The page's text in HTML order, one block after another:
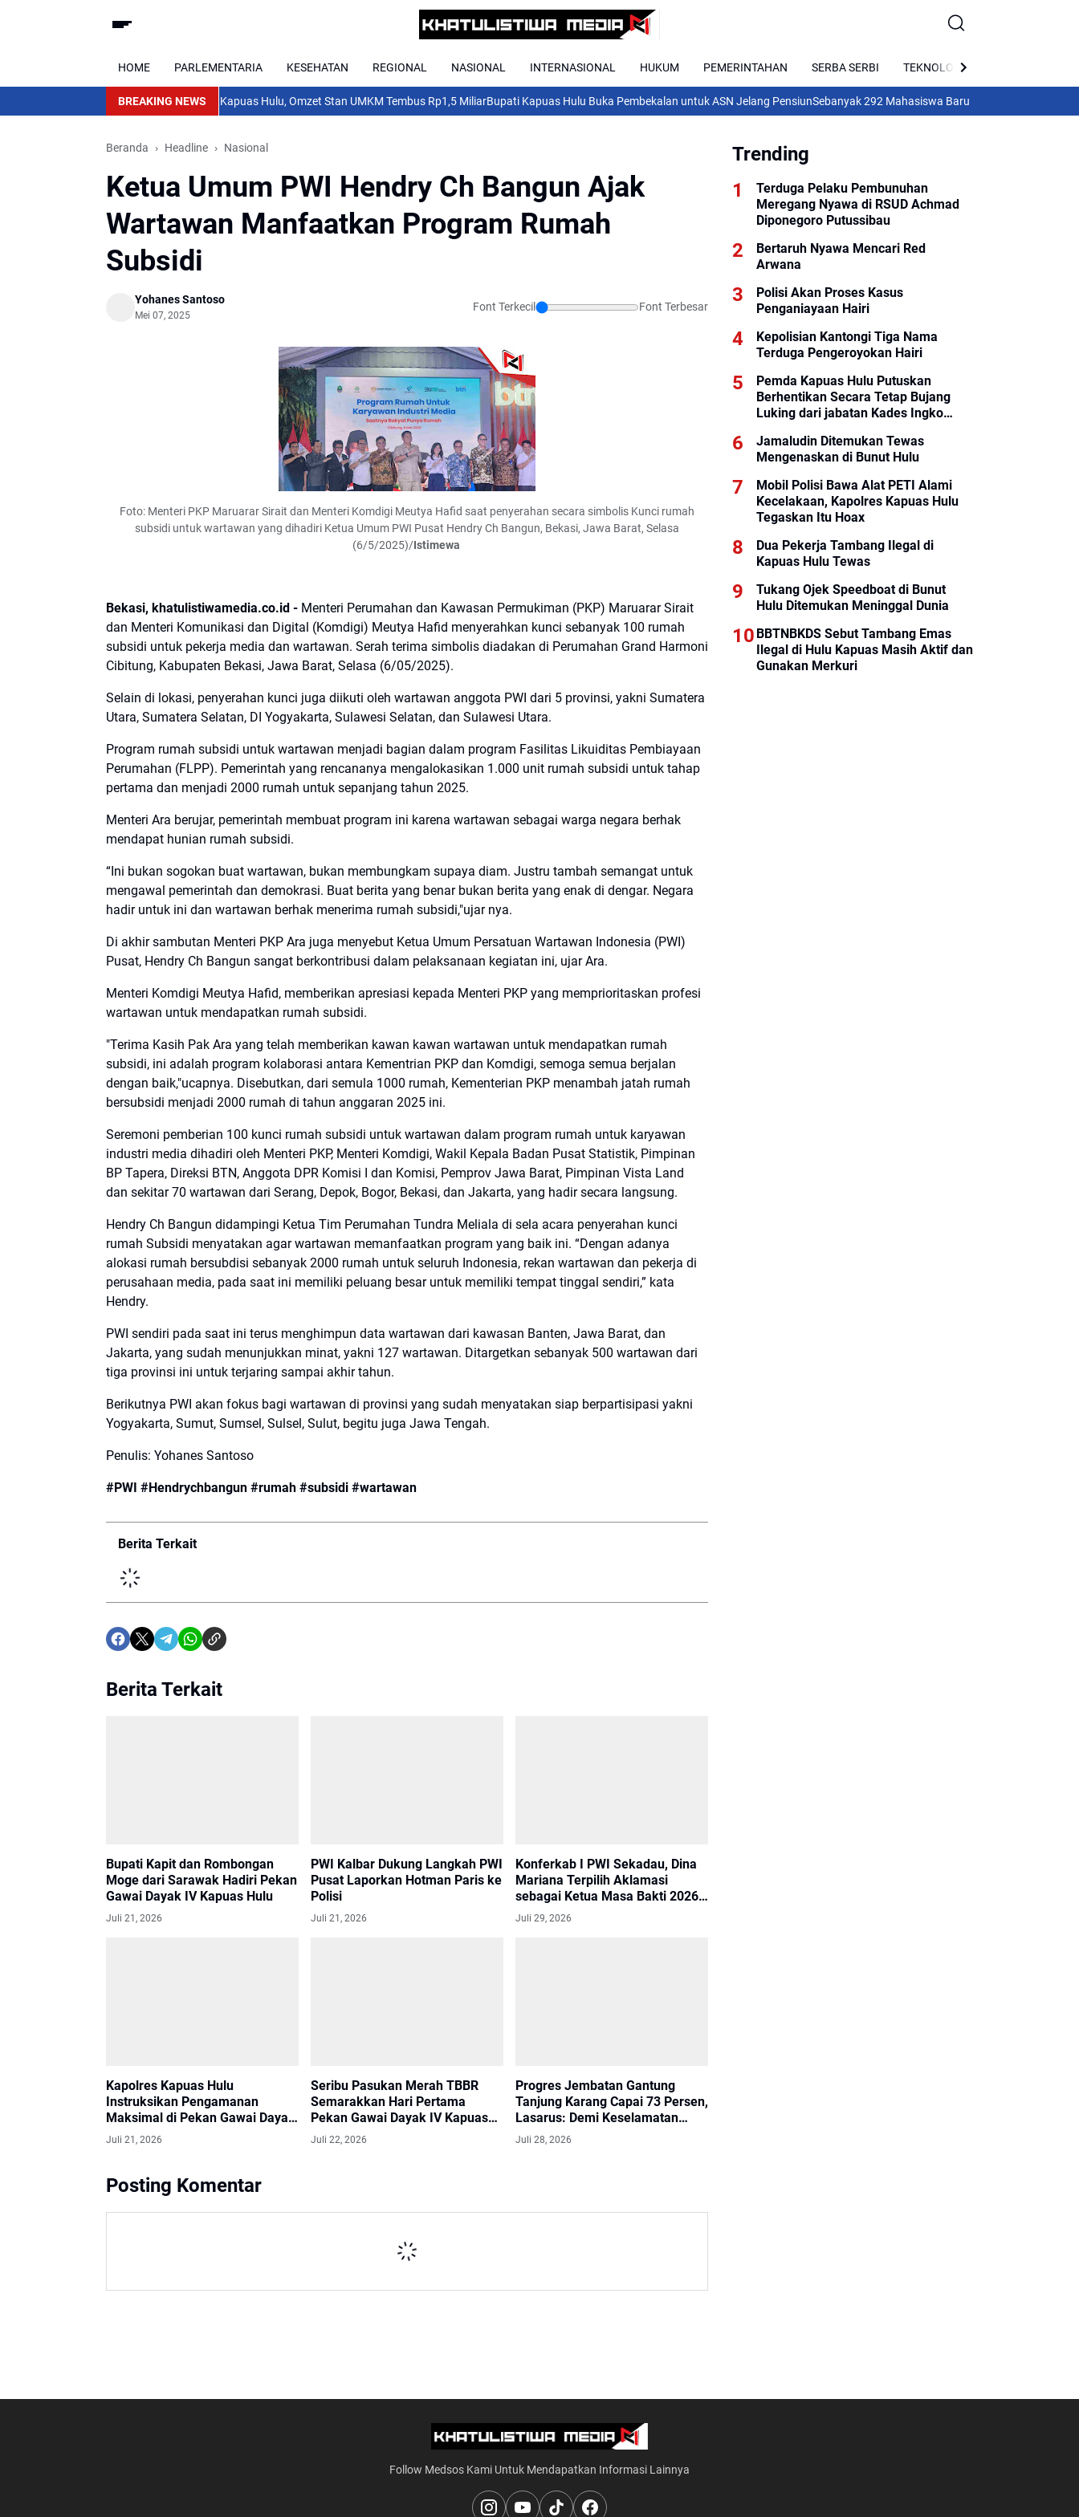
HOME PARLEMENTARIA KESEHATAN REGIONAL NASIONAL INTERNASIONAL HUKUM PEMERINTAHAN SERBA SERBI TEKNOLOGI
BREAKING NEWS
Penutupan PGD IV Kapuas Hulu, Omzet Stan UMKM Tembus Rp1,5 MiliarBupati Kapuas Hulu Buka Pembekalan untuk ASN Jelang PensiunSebanyak 292 Mahasiswa Baru Ikuti OSMB Universitas
Beranda Headline Nasional
Ketua Umum PWI Hendry Ch Bangun Ajak
Wartawan Manfaatkan Program Rumah
Subsidi
Yohanes Santoso
Mei 07, 2025
Font Terkecil Font Terbesar
Foto: Menteri PKP Maruarar Sirait dan Menteri Komdigi Meutya Hafid saat penyerahan secara simbolis Kunci rumah
subsidi untuk wartawan yang dihadiri Ketua Umum PWI Pusat Hendry Ch Bangun, Bekasi, Jawa Barat, Selasa
(6/5/2025)/Istimewa
Bekasi, khatulistiwamedia.co.id - Menteri Perumahan dan Kawasan Permukiman (PKP) Maruarar Sirait
dan Menteri Komunikasi dan Digital (Komdigi) Meutya Hafid menyerahkan kunci sebanyak 100 rumah
subsidi untuk pekerja media dan wartawan. Serah terima simbolis diadakan di Perumahan Grand Harmoni
Cibitung, Kabupaten Bekasi, Jawa Barat, Selasa (6/05/2025).
Selain di lokasi, penyerahan kunci juga diikuti oleh wartawan anggota PWI dari 5 provinsi, yakni Sumatera
Utara, Sumatera Selatan, DI Yogyakarta, Sulawesi Selatan, dan Sulawesi Utara.
Program rumah subsidi untuk wartawan menjadi bagian dalam program Fasilitas Likuiditas Pembiayaan
Perumahan (FLPP). Pemerintah yang rencananya mengalokasikan 1.000 unit rumah subsidi untuk tahap
pertama dan menjadi 2000 rumah untuk sepanjang tahun 2025.
Menteri Ara berujar, pemerintah membuat program ini karena wartawan sebagai warga negara berhak
mendapat hunian rumah subsidi.
“Ini bukan sogokan buat wartawan, bukan membungkam supaya diam. Justru tambah semangat untuk
mengawal pemerintah dan demokrasi. Buat berita yang benar bukan berita yang enak di dengar. Negara
hadir untuk ini dan wartawan berhak menerima rumah subsidi,"ujar nya.
Di akhir sambutan Menteri PKP Ara juga menyebut Ketua Umum Persatuan Wartawan Indonesia (PWI)
Pusat, Hendry Ch Bangun sangat berkontribusi dalam pelaksanaan kegiatan ini, ujar Ara.
Menteri Komdigi Meutya Hafid, memberikan apresiasi kepada Menteri PKP yang memprioritaskan profesi
wartawan untuk mendapatkan rumah subsidi.
"Terima Kasih Pak Ara yang telah memberikan kawan kawan wartawan untuk mendapatkan rumah
subsidi, ini adalah program kolaborasi antara Kementrian PKP dan Komdigi, semoga semua berjalan
dengan baik,"ucapnya. Disebutkan, dari semula 1000 rumah, Kementerian PKP menambah jatah rumah
bersubsidi menjadi 2000 rumah di tahun anggaran 2025 ini.
Seremoni pemberian 100 kunci rumah subsidi untuk wartawan dalam program rumah untuk karyawan
industri media dihadiri oleh Menteri PKP, Menteri Komdigi, Wakil Kepala Badan Pusat Statistik, Pimpinan
BP Tapera, Direksi BTN, Anggota DPR Komisi I dan Komisi, Pemprov Jawa Barat, Pimpinan Vista Land
dan sekitar 70 wartawan dari Serang, Depok, Bogor, Bekasi, dan Jakarta, yang hadir secara langsung.
Hendry Ch Bangun didampingi Ketua Tim Perumahan Tundra Meliala di sela acara penyerahan kunci
rumah Subsidi menyatakan agar wartawan memanfaatkan program yang baik ini. “Dengan adanya
alokasi rumah bersubdisi sebanyak 2000 rumah untuk seluruh Indonesia, rekan wartawan dan pekerja di
perusahaan media, pada saat ini memiliki peluang besar untuk memiliki tempat tinggal sendiri,” kata
Hendry.
PWI sendiri pada saat ini terus menghimpun data wartawan dari kawasan Banten, Jawa Barat, dan
Jakarta, yang sudah menunjukkan minat, yakni 127 wartawan. Ditargetkan sebanyak 500 wartawan dari
tiga provinsi ini untuk terjaring sampai akhir tahun.
Berikutnya PWI akan fokus bagi wartawan di provinsi yang sudah menyatakan siap berpartisipasi yakni
Yogyakarta, Sumut, Sumsel, Sulsel, Sulut, begitu juga Jawa Tengah.
Penulis: Yohanes Santoso
#PWI #Hendrychbangun #rumah #subsidi #wartawan
Berita Terkait
Berita Terkait
Bupati Kapit dan Rombongan
Moge dari Sarawak Hadiri Pekan
Gawai Dayak IV Kapuas Hulu
Juli 21, 2026
PWI Kalbar Dukung Langkah PWI
Pusat Laporkan Hotman Paris ke
Polisi
Juli 21, 2026
Konferkab I PWI Sekadau, Dina
Mariana Terpilih Aklamasi
sebagai Ketua Masa Bakti 2026–
2029
Juli 29, 2026
Kapolres Kapuas Hulu
Instruksikan Pengamanan
Maksimal di Pekan Gawai Dayak
IV
Juli 21, 2026
Seribu Pasukan Merah TBBR
Semarakkan Hari Pertama
Pekan Gawai Dayak IV Kapuas
Hulu
Juli 22, 2026
Progres Jembatan Gantung
Tanjung Karang Capai 73 Persen,
Lasarus: Demi Keselamatan
Anak Sekolah
Juli 28, 2026
Posting Komentar
Trending
Terduga Pelaku Pembunuhan
Meregang Nyawa di RSUD Achmad
Diponegoro Putussibau
Bertaruh Nyawa Mencari Red
Arwana
Polisi Akan Proses Kasus
Penganiayaan Hairi
Kepolisian Kantongi Tiga Nama
Terduga Pengeroyokan Hairi
Pemda Kapuas Hulu Putuskan
Berhentikan Secara Tetap Bujang
Luking dari jabatan Kades Ingko
Jamaludin Ditemukan Tewas
Mengenaskan di Bunut Hulu
Mobil Polisi Bawa Alat PETI Alami
Kecelakaan, Kapolres Kapuas Hulu
Tegaskan Itu Hoax
Dua Pekerja Tambang Ilegal di
Kapuas Hulu Tewas
Tukang Ojek Speedboat di Bunut
Hulu Ditemukan Meninggal Dunia
BBTNBKDS Sebut Tambang Emas
Ilegal di Hulu Kapuas Masih Aktif dan
Gunakan Merkuri
Follow Medsos Kami Untuk Mendapatkan Informasi Lainnya